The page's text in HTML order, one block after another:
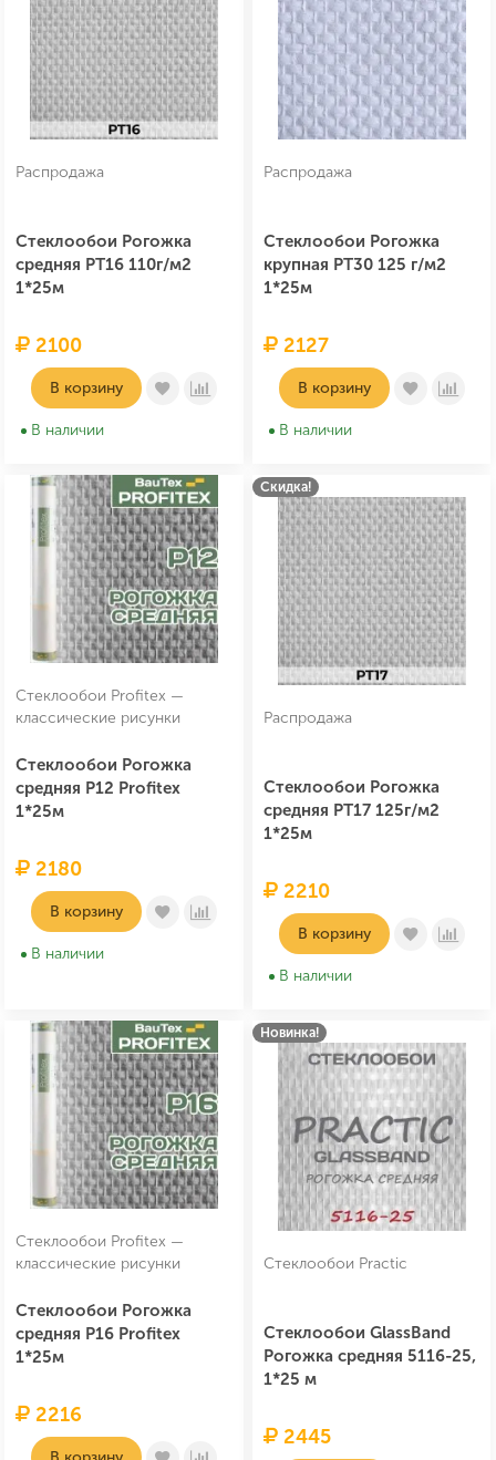
Распродажа
Стеклообои Рогожка
средняя PT16 110г/м2
1*25м
2100
В корзину
В наличии
Распродажа
Стеклообои Рогожка
крупная PT30 125 г/м2
1*25м
2127
В корзину
В наличии
Стеклообои Profitex —
классические рисунки
Стеклообои Рогожка
средняя P12 Profitex
1*25м
2180
В корзину
В наличии
Скидка!
Распродажа
Стеклообои Рогожка
средняя PT17 125г/м2
1*25м
2210
В корзину
В наличии
Стеклообои Profitex —
классические рисунки
Стеклообои Рогожка
средняя P16 Profitex
1*25м
2216
Новинка!
Стеклообои Practic
Стеклообои GlassBand
Рогожка средняя 5116-25,
1*25 м
2445